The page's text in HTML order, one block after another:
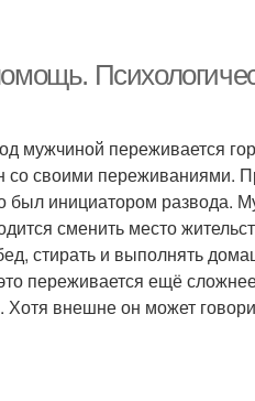
мужчиной переживается
со своими переживаниями.
был инициатором развода.
сменить место
стирать и выполнять
переживается ещё
внешне он может